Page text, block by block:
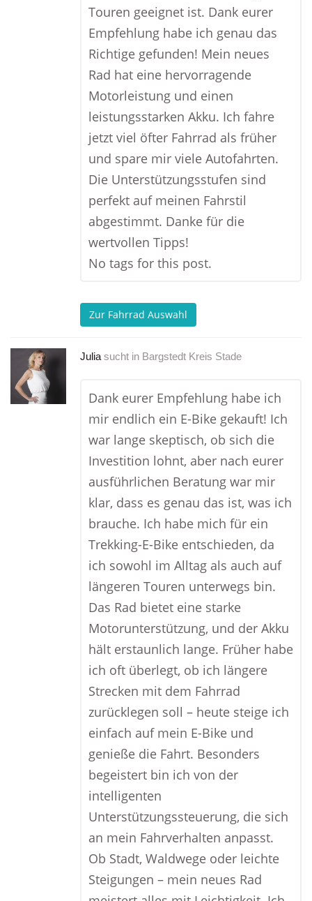
Touren geeignet ist. Dank eurer
Empfehlung habe ich genau das
Richtige gefunden! Mein neues
Rad hat eine hervorragende
Motorleistung und einen
leistungsstarken Akku. Ich fahre
jetzt viel öfter Fahrrad als früher
und spare mir viele Autofahrten.
Die Unterstützungsstufen sind
perfekt auf meinen Fahrstil
abgestimmt. Danke für die
wertvollen Tipps!
No tags for this post.
Zur Fahrrad Auswahl
Julia sucht in Bargstedt Kreis Stade
Dank eurer Empfehlung habe ich
mir endlich ein E-Bike gekauft! Ich
war lange skeptisch, ob sich die
Investition lohnt, aber nach eurer
ausführlichen Beratung war mir
klar, dass es genau das ist, was ich
brauche. Ich habe mich für ein
Trekking-E-Bike entschieden, da
ich sowohl im Alltag als auch auf
längeren Touren unterwegs bin.
Das Rad bietet eine starke
Motorunterstützung, und der Akku
hält erstaunlich lange. Früher habe
ich oft überlegt, ob ich längere
Strecken mit dem Fahrrad
zurücklegen soll – heute steige ich
einfach auf mein E-Bike und
genieße die Fahrt. Besonders
begeistert bin ich von der
intelligenten
Unterstützungssteuerung, die sich
an mein Fahrverhalten anpasst.
Ob Stadt, Waldwege oder leichte
Steigungen – mein neues Rad